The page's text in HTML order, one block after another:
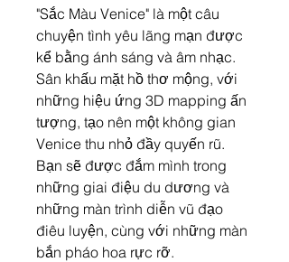
"Sắc Màu Venice" là một câu
chuyện tình yêu lãng mạn được
kể bằng ánh sáng và âm nhạc.
Sân khấu mặt hồ thơ mộng, với
những hiệu ứng 3D mapping ấn
tượng, tạo nên một không gian
Venice thu nhỏ đầy quyến rũ.
Bạn sẽ được đắm mình trong
những giai điệu du dương và
những màn trình diễn vũ đạo
điêu luyện, cùng với những màn
bắn pháo hoa rực rỡ.